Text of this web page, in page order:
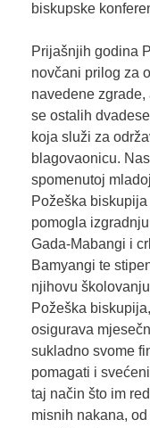
biskupske
Prijašnjih godina
novčani prilog za
navedene
se ostalih
koja služi za
blagovaonicu.
spomenutoj
Požeška
pomogla
Gada-Mabangi i
Bamyangi te
njihovu
Požeška
osigurava
sukladno svome
pomagati i
taj način što im
misnih nakana,